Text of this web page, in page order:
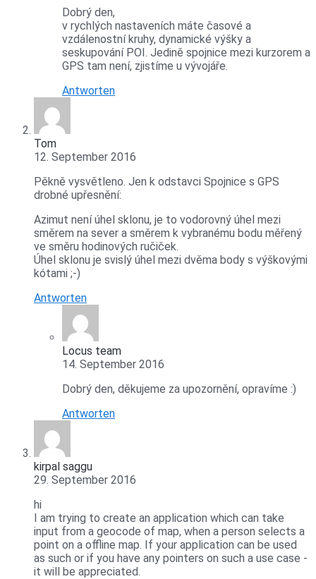
Dobrý den,
v rychlých nastaveních máte časové a
vzdálenostní kruhy, dynamické výšky a
seskupování POI. Jedině spojnice mezi kurzorem a
GPS tam není, zjistíme u vývojáře.
Antworten
Tom
12. September 2016
Pěkně vysvětleno. Jen k odstavci Spojnice s GPS
drobné upřesnění:
Azimut není úhel sklonu, je to vodorovný úhel mezi
směrem na sever a směrem k vybranému bodu měřený
ve směru hodinových ručiček.
Úhel sklonu je svislý úhel mezi dvěma body s výškovými
kótami ;-)
Antworten
Locus team
14. September 2016
Dobrý den, děkujeme za upozornění, opravíme :)
Antworten
kirpal saggu
29. September 2016
hi
I am trying to create an application which can take
input from a geocode of map, when a person selects a
point on a offline map. If your application can be used
as such or if you have any pointers on such a use case -
it will be appreciated.